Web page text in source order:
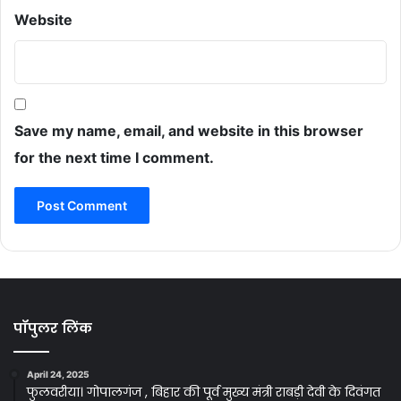
Website
Save my name, email, and website in this browser
for the next time I comment.
पॉपुलर लिंक
April 24, 2025
फुलवरीया। गोपालगंज , बिहार की पूर्व मुख्य मंत्री राबड़ी देवी के दिवंगत